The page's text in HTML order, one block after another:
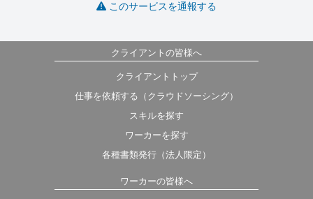
このサービスを通報する
クライアントの皆様へ
クライアントトップ
仕事を依頼する（クラウドソーシング）
スキルを探す
ワーカーを探す
各種書類発行（法人限定）
ワーカーの皆様へ